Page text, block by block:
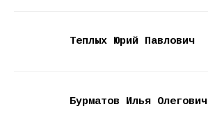
Теплых Юрий Павлович
Бурматов Илья Олегович